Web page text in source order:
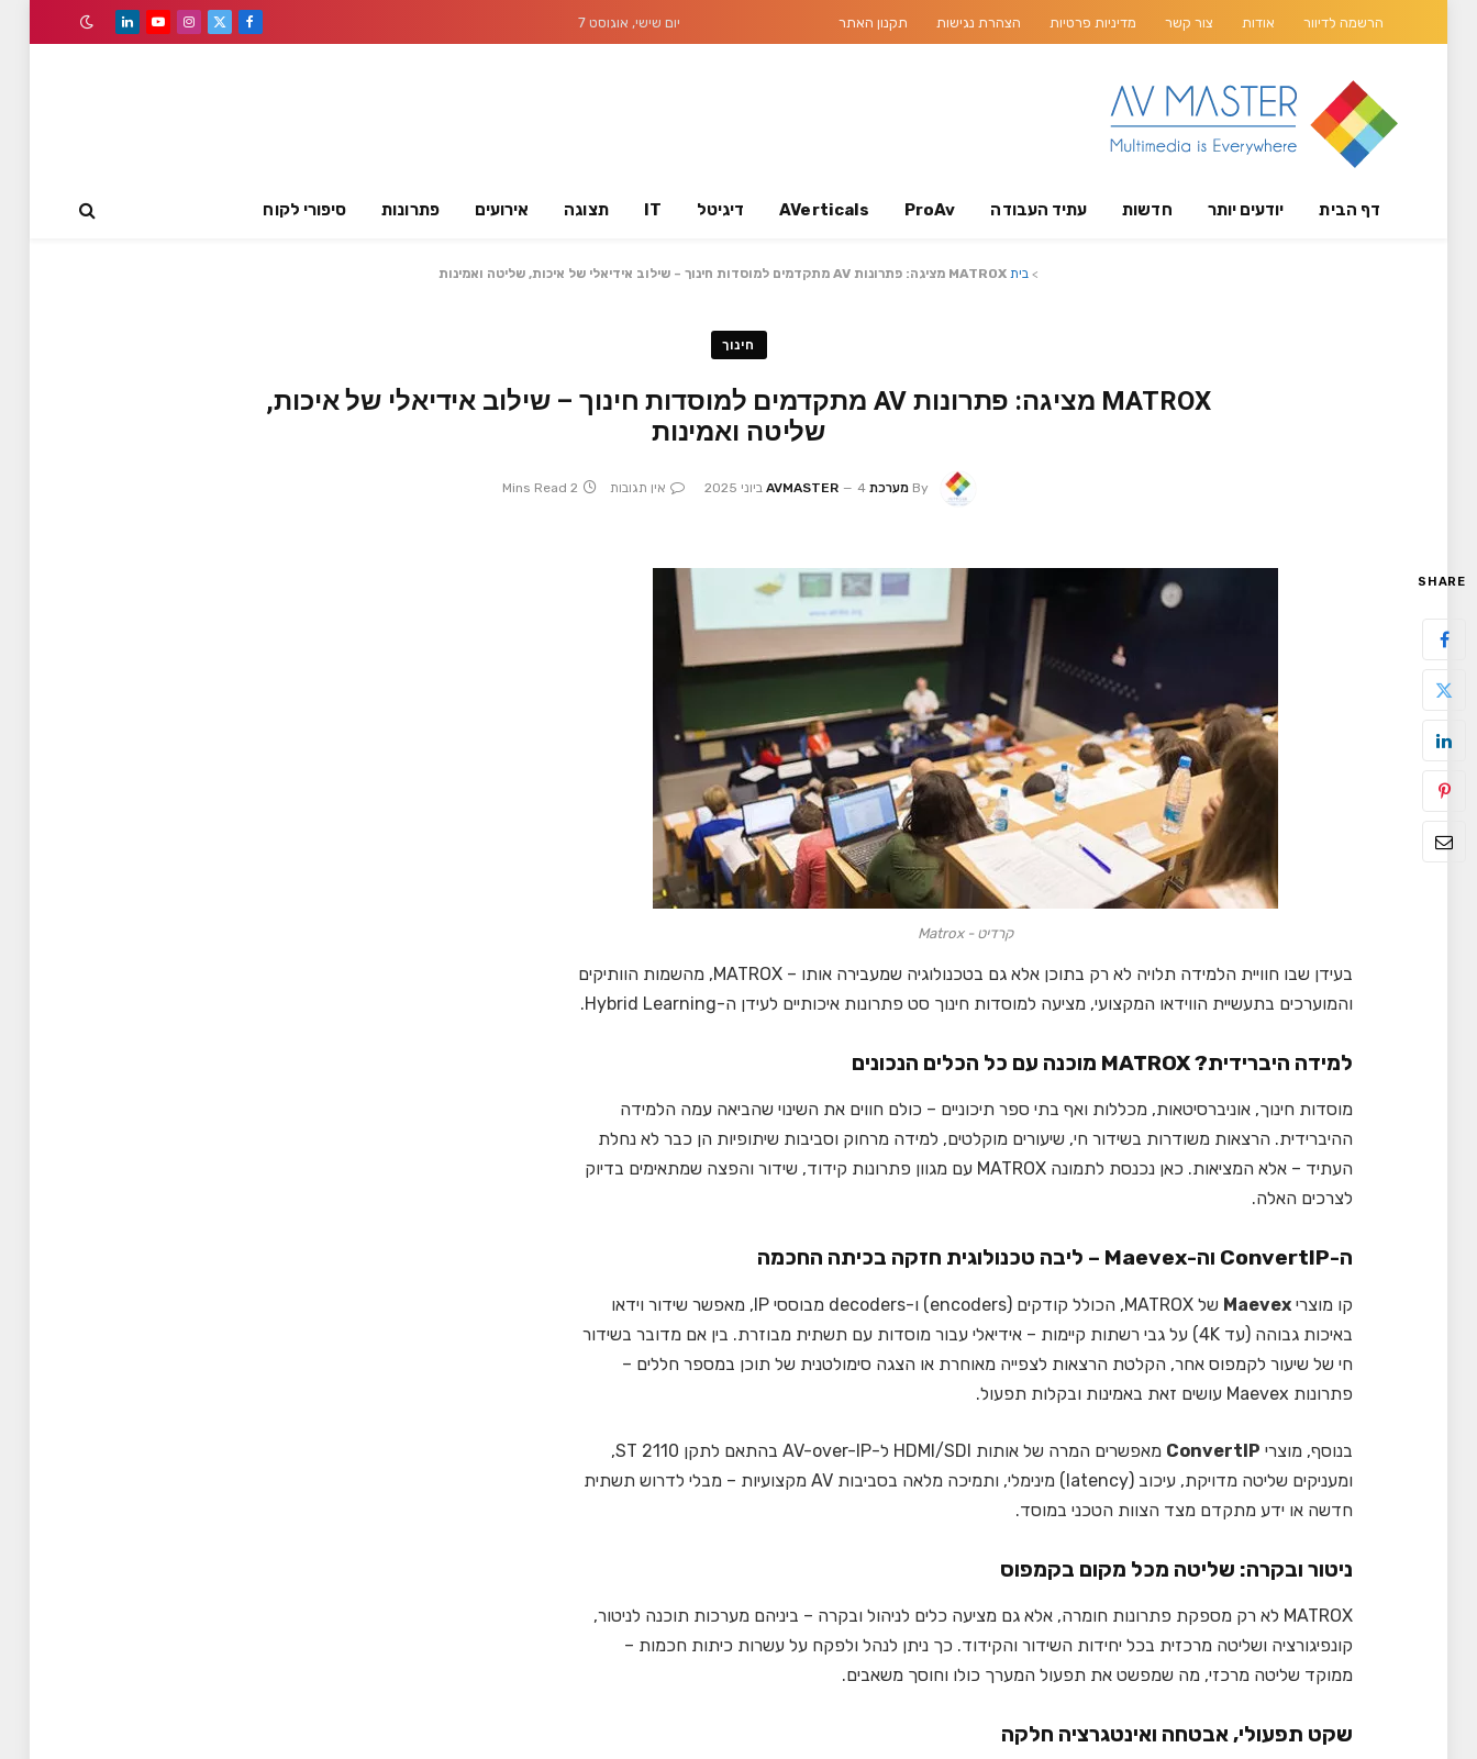
הרשמה לדיוור אודות צור קשר מדיניות פרטיות הצהרת נגישות תקנון האתר יום שישי, אוגוסט 7
Facebook
X
Instagram
YouTube
LinkedIn
דף הבית יודעים יותר חדשות עתיד העבודה ProAv
AVerticals דיגיטל IT תצוגה אירועים פתרונות סיפורי לקוח
> בית MATROX מציגה: פתרונות AV מתקדמים למוסדות חינוך – שילוב אידיאלי של איכות, שליטה ואמינות
חינוך
MATROX מציגה: פתרונות AV מתקדמים למוסדות חינוך – שילוב אידיאלי של איכות,
שליטה ואמינות
By מערכת AVMASTER4 ביוני 2025 אין תגובות 2 Mins Read
SHARE
קרדיט - Matrox
בעידן שבו חוויית הלמידה תלויה לא רק בתוכן אלא גם בטכנולוגיה שמעבירה אותו – MATROX, מהשמות הוותיקים
והמוערכים בתעשיית הווידאו המקצועי, מציעה למוסדות חינוך סט פתרונות איכותיים לעידן ה-Hybrid Learning.
למידה היברידית? MATROX מוכנה עם כל הכלים הנכונים
מוסדות חינוך, אוניברסיטאות, מכללות ואף בתי ספר תיכוניים – כולם חווים את השינוי שהביאה עמה הלמידה
ההיברידית. הרצאות משודרות בשידור חי, שיעורים מוקלטים, למידה מרחוק וסביבות שיתופיות הן כבר לא נחלת
העתיד – אלא המציאות. כאן נכנסת לתמונה MATROX עם מגוון פתרונות קידוד, שידור והפצה שמתאימים בדיוק
לצרכים האלה.
ה-ConvertIP וה-Maevex – ליבה טכנולוגית חזקה בכיתה החכמה
קו מוצרי Maevex
של MATROX, הכולל קודקים (encoders) ו-decoders מבוססי IP, מאפשר שידור וידאו
באיכות גבוהה (עד 4K) על גבי רשתות קיימות – אידיאלי עבור מוסדות עם תשתית מבוזרת. בין אם מדובר בשידור
חי של שיעור לקמפוס אחר, הקלטת הרצאות לצפייה מאוחרת או הצגה סימולטנית של תוכן במספר חללים –
פתרונות Maevex עושים זאת באמינות ובקלות תפעול.
בנוסף, מוצרי ConvertIP
מאפשרים המרה של אותות HDMI/SDI ל-AV-over-IP בהתאם לתקן ST 2110,
ומעניקים שליטה מדויקת, עיכוב (latency) מינימלי, ותמיכה מלאה בסביבות AV מקצועיות – מבלי לדרוש תשתית
חדשה או ידע מתקדם מצד הצוות הטכני במוסד.
ניטור ובקרה: שליטה מכל מקום בקמפוס
MATROX לא רק מספקת פתרונות חומרה, אלא גם מציעה כלים לניהול ובקרה – ביניהם מערכות תוכנה לניטור,
קונפיגורציה ושליטה מרכזית בכל יחידות השידור והקידוד. כך ניתן לנהל ולפקח על עשרות כיתות חכמות –
ממוקד שליטה מרכזי, מה שמפשט את תפעול המערך כולו וחוסך משאבים.
שקט תפעולי, אבטחה ואינטגרציה חלקה